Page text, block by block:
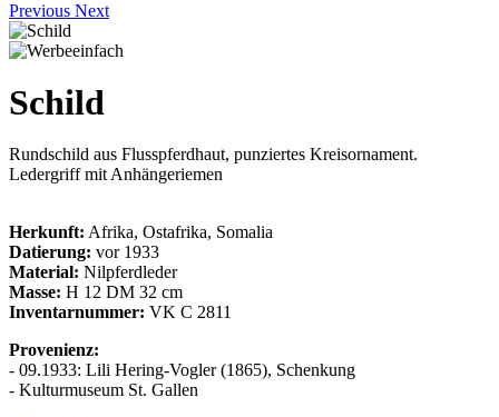
Previous Next
Schild
Rundschild aus Flusspferdhaut, punziertes Kreisornament.
Ledergriff mit Anhängeriemen
Herkunft: Afrika, Ostafrika, Somalia
Datierung: vor 1933
Material: Nilpferdleder
Masse: H 12 DM 32 cm
Inventarnummer: VK C 2811
Provenienz:
- 09.1933: Lili Hering-Vogler (1865), Schenkung
- Kulturmuseum St. Gallen